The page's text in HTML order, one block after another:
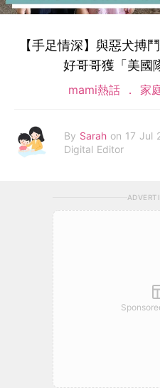
【手足情深】與惡犬
好哥哥獲「美國
mami熱話 家
By Sarah on 17 Jul
Digital Editor